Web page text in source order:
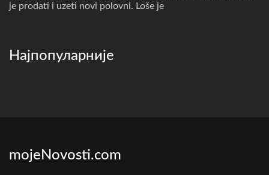
je prodati i uzeti novi polovni. Loše je
Најпопуларније
mojeNovosti.com